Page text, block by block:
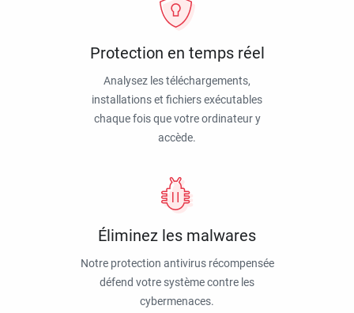
Protection en temps réel
Analysez les téléchargements,
installations et fichiers exécutables
chaque fois que votre ordinateur y
accède.
Éliminez les malwares
Notre protection antivirus récompensée
défend votre système contre les
cybermenaces.